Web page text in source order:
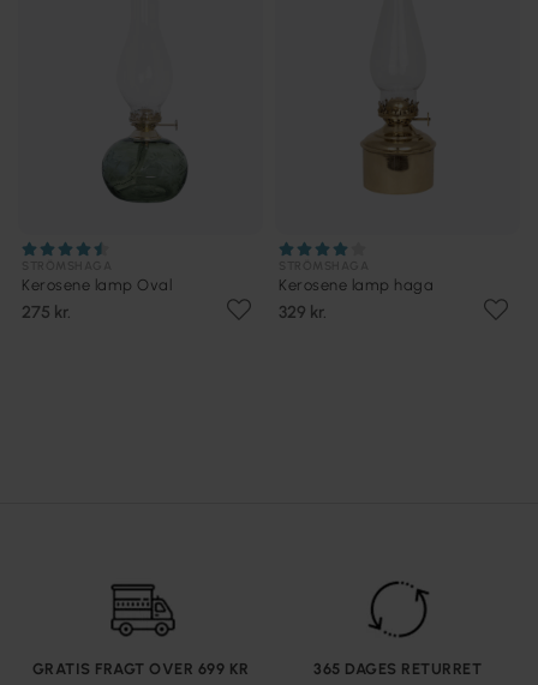
Kerosene lamp Oval
275 kr.
Kerosene lamp haga
329 kr.
GRATIS FRAGT OVER 699 KR 365 DAGES RETURRET